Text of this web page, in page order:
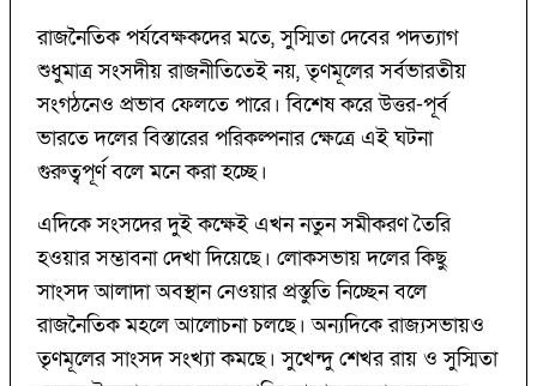
রাজনৈতিক পর্যবেক্ষকদের মতে, সুস্মিতা দেবের পদত্যাগ
শুধুমাত্র সংসদীয় রাজনীতিতেই নয়, তৃণমূলের সর্বভারতীয়
সংগঠনেও প্রভাব ফেলতে পারে। বিশেষ করে উত্তর-পূর্ব
ভারতে দলের বিস্তারের পরিকল্পনার ক্ষেত্রে এই ঘটনা
গুরুত্বপূর্ণ বলে মনে করা হচ্ছে।
এদিকে সংসদের দুই কক্ষেই এখন নতুন সমীকরণ তৈরি
হওয়ার সম্ভাবনা দেখা দিয়েছে। লোকসভায় দলের কিছু
সাংসদ আলাদা অবস্থান নেওয়ার প্রস্তুতি নিচ্ছেন বলে
রাজনৈতিক মহলে আলোচনা চলছে। অন্যদিকে রাজ্যসভায়ও
তৃণমূলের সাংসদ সংখ্যা কমছে। সুখেন্দু শেখর রায় ও সুস্মিতা